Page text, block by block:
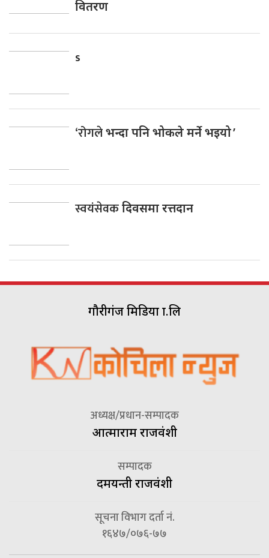
वितरण
s
‘रोगलेभन्दा पनि भोकले मर्ने भइयो ’
स्वयंसेवकदिवसमा रत्तदान
गौरीगंज मिडिया प्रा.लि
अध्यक्ष/प्रधान-सम्पादक
आत्माराम राजवंशी
सम्पादक
दमयन्ती राजवंशी
सूचना विभाग दर्ता नं.
१६४७/०७६-७७